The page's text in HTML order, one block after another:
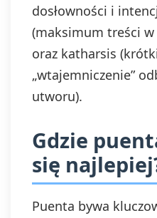
dosłowności i
(maksimum treści
oraz katharsis
„wtajemniczenie”
utworu).
Gdzie
się
Puenta bywa